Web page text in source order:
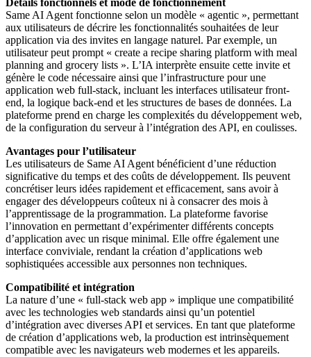
Détails fonctionnels et mode de fonctionnement
Same AI Agent fonctionne selon un modèle « agentic », permettant
aux utilisateurs de décrire les fonctionnalités souhaitées de leur
application via des invites en langage naturel. Par exemple, un
utilisateur peut prompt « create a recipe sharing platform with meal
planning and grocery lists ». L’IA interprète ensuite cette invite et
génère le code nécessaire ainsi que l’infrastructure pour une
application web full-stack, incluant les interfaces utilisateur front-
end, la logique back-end et les structures de bases de données. La
plateforme prend en charge les complexités du développement web,
de la configuration du serveur à l’intégration des API, en coulisses.
Avantages pour l’utilisateur
Les utilisateurs de Same AI Agent bénéficient d’une réduction
significative du temps et des coûts de développement. Ils peuvent
concrétiser leurs idées rapidement et efficacement, sans avoir à
engager des développeurs coûteux ni à consacrer des mois à
l’apprentissage de la programmation. La plateforme favorise
l’innovation en permettant d’expérimenter différents concepts
d’application avec un risque minimal. Elle offre également une
interface conviviale, rendant la création d’applications web
sophistiquées accessible aux personnes non techniques.
Compatibilité et intégration
La nature d’une « full-stack web app » implique une compatibilité
avec les technologies web standards ainsi qu’un potentiel
d’intégration avec diverses API et services. En tant que plateforme
de création d’applications web, la production est intrinsèquement
compatible avec les navigateurs web modernes et les appareils.